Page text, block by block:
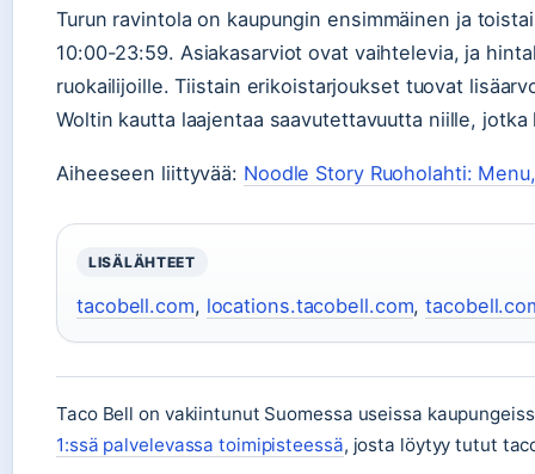
Turun ravintola on kaupungin ensimmäinen ja
10:00-23:59. Asiakasarviot ovat vaihtelevia, ja
ruokailijoille. Tiistain erikoistarjoukset tuovat
Woltin kautta laajentaa saavutettavuutta niille,
Aiheeseen liittyvää: Noodle Story Ruoholahti:
LISÄLÄHTEET
tacobell.com, locations.tacobell.com,
Taco Bell on vakiintunut Suomessa useissa
1:ssä palvelevassa toimipisteessä, josta löytyy tutut